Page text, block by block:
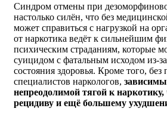
Синдром отмены при
настолько силён, что без
может справиться с нагрузкой на
от наркотика ведёт к сильнейшим
психическим страданиям, которые
суицидом с фатальным исходом из-
состояния здоровья. Кроме того, без
специалистов наркологов,
непреодолимой тягой к
рецидиву и ещё большему